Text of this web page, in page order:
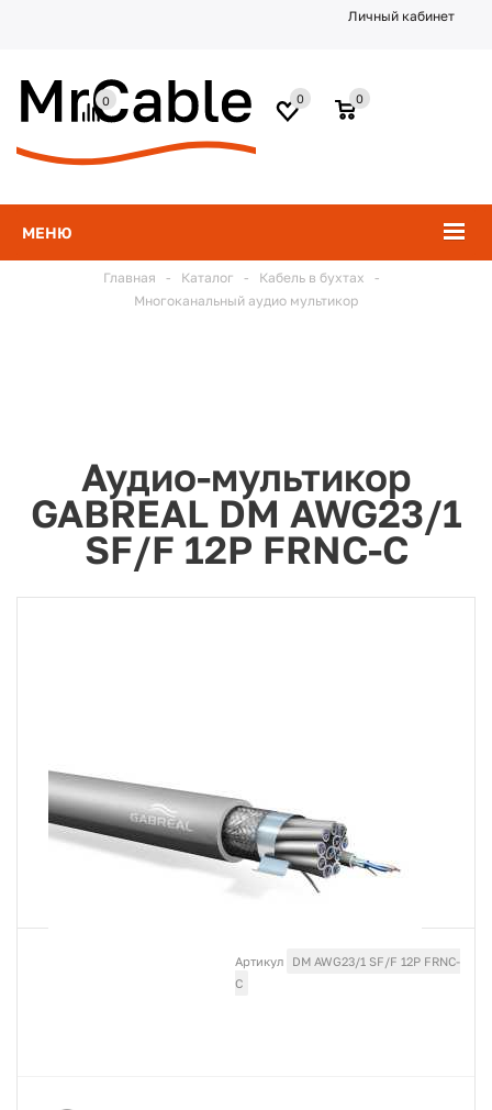
Личный кабинет
МЕНЮ
0
0
0
Главная - Каталог - Кабель в бухтах
-
Многоканальный аудио мультикор
Аудио-мультикор
GABREAL DM AWG23/1
SF/F 12P FRNC-C
Артикул
DM AWG23/1 SF/F 12P FRNC-
C